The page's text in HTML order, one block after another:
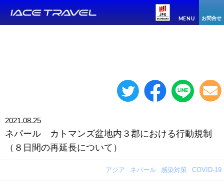
MENU お問合せ
2021.08.25
ネパール カトマンズ盆地内３郡における行動規制
（８日間の再延長について）
アジア ネパール 感染対策 COVID-19